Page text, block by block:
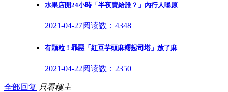
水果店開24小時「半夜賣給誰？」內行人曝原
2021-04-27阅读数：4348
有顆粒！罪惡「紅豆芋頭麻糬起司塔」放了麻
2021-04-22阅读数：2350
全部回复 只看樓主